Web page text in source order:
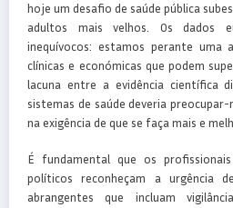
hoje um desafio de saúde pública
adultos mais velhos. Os dados
inequívocos: estamos perante uma
clínicas e económicas que podem
lacuna entre a evidência científica
sistemas de saúde deveria
na exigência de que se faça mais e
É fundamental que os
políticos reconheçam a urgência
abrangentes que incluam